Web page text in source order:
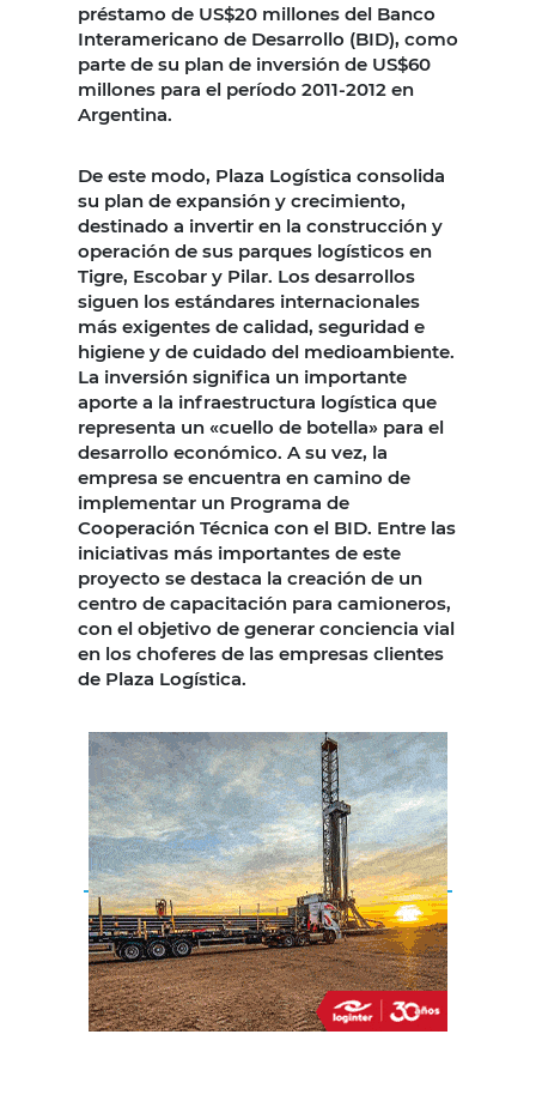
préstamo de US$20 millones del Banco
Interamericano de Desarrollo (BID), como
parte de su plan de inversión de US$60
millones para el período 2011-2012 en
Argentina.
De este modo, Plaza Logística consolida
su plan de expansión y crecimiento,
destinado a invertir en la construcción y
operación de sus parques logísticos en
Tigre, Escobar y Pilar. Los desarrollos
siguen los estándares internacionales
más exigentes de calidad, seguridad e
higiene y de cuidado del medioambiente.
La inversión significa un importante
aporte a la infraestructura logística que
representa un «cuello de botella» para el
desarrollo económico. A su vez, la
empresa se encuentra en camino de
implementar un Programa de
Cooperación Técnica con el BID. Entre las
iniciativas más importantes de este
proyecto se destaca la creación de un
centro de capacitación para camioneros,
con el objetivo de generar conciencia vial
en los choferes de las empresas clientes
de Plaza Logística.